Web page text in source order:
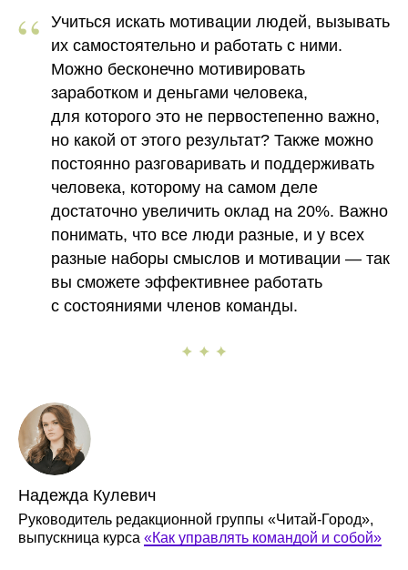
“
Учиться искать мотивации людей, вызывать
их самостоятельно и работать с ними.
Можно бесконечно мотивировать
заработком и деньгами человека,
для которого это не первостепенно важно,
но какой от этого результат? Также можно
постоянно разговаривать и поддерживать
человека, которому на самом деле
достаточно увеличить оклад на 20%. Важно
понимать, что все люди разные, и у всех
разные наборы смыслов и мотивации — так
вы сможете эффективнее работать
с состояниями членов команды.
Надежда Кулевич
Руководитель редакционной группы «Читай-Город»,
выпускница курса «Как управлять командой и собой»